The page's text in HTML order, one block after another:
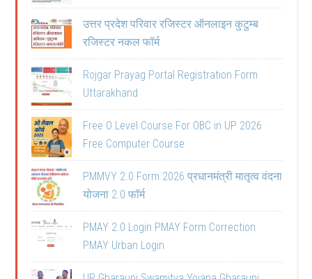
उत्तर प्रदेश परिवार रजिस्टर ऑनलाइन कुटुम्ब
रजिस्टर नकल फॉर्म
Rojgar Prayag Portal Registration Form
Uttarakhand
Free O Level Course For OBC in UP 2026
Free Computer Course
PMMVY 2.0 Form 2026 प्रधानमंत्री मातृत्व वंदना
योजना 2.0 फॉर्म
PMAY 2.0 Login PMAY Form Correction
PMAY Urban Login